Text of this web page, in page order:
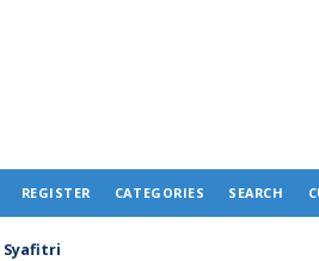
REGISTER CATEGORIES SEARCH
Syafitri